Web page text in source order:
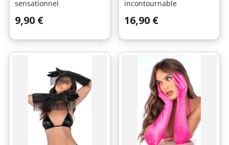
sensationnel
Prix
9,90 €
incontournable
Prix
16,90 €